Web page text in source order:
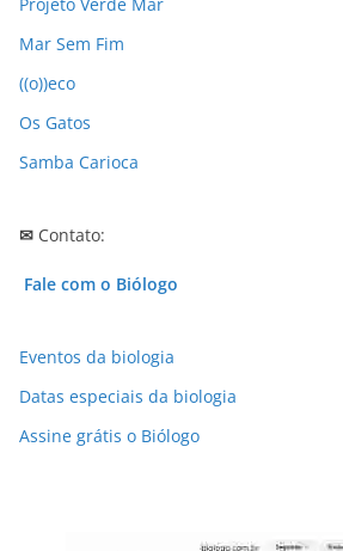
s
Mar Sem Fim
((o))eco
Os Gatos
Samba Carioca
✉ Contato:
Fale com o Biólogo
Eventos da biologia
Datas especiais da biologia
Assine grátis o Biólogo